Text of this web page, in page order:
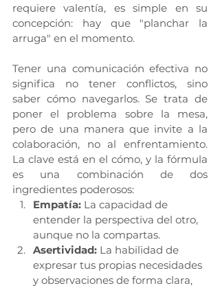
requiere valentía, es simple en su
concepción: hay que "planchar la
arruga" en el momento.
Tener una comunicación efectiva no
significa no tener conflictos, sino
saber cómo navegarlos. Se trata de
poner el problema sobre la mesa,
pero de una manera que invite a la
colaboración, no al enfrentamiento.
La clave está en el cómo, y la fórmula
es una combinación de dos
ingredientes poderosos:
Empatía: La capacidad de
entender la perspectiva del otro,
aunque no la compartas.
Asertividad: La habilidad de
expresar tus propias necesidades
y observaciones de forma clara,